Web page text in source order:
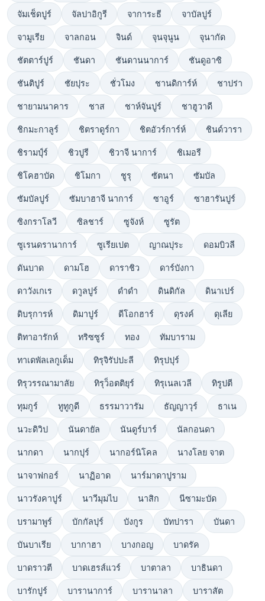
จัมเช็ดปูร์ จัลปาอิกูรี จาการะธี จาบัลปูร์
จามูเรีย จาลกอน จินด์ จุนจุนูน จุนากัด
ชัตตาร์ปูร์ ชันดา ชันดานนาการ์ ชันดูอาซิ
ชันติปูร์ ชัยปุระ ชั่วโมง ชานดิการ์ห์ ชาปร่า
ชายามนาคาร ชาส ชาห์จันปูร์ ชาฮูวาดี
ชิกมะกาลูร์ ชิตราดูร์กา ชิตอัวร์การ์ห์ ชินด์วารา
ชิรามป์ุร์ ชิวปูรี ชิวาจี นาการ์ ชิเมอรี
ชิโคฮาบัด ชิโมกา ชูรุ ซัตนา ซัมบัล
ซัมบัลปูร์ ซัมบาฮาจี นาการ์ ซาอูร์ ซาฮารันปูร์
ซิงกราโลวี ซิลชาร์ ซูจังห์ ซูรัต
ซูเรนดรานาการ์ ซูเรียเปต ญาณปุระ ดอมบิวลี
ดันบาด ดามโฮ ดาราชิว ดาร์บังกา
ดาวังเกเร ดาูลปูร์ ดำดำ ดินดิกัล ดินาเปร์
ดิบรุการห์ ดิมาปูร์ ดีโอกฮาร์ ดุรงค์ ดุเลีย
ติทาอารักห์ ทริซซูร์ ทอง ทัมบาราม
ทาเดพัลเลกูเด็ม ทิรุจิรัปปะลี ทิรุปปุร์
ทิรุวรรณามาลัย ทิรุว็อตติยุร์ ทิรุเนลเวลี ทิรูปตี
ทุมกูร์ ทูทูกูดี ธรรมาวารัม ธัญญาวุร์ ธาเน
นวะดิวิป นันดายัล นันดูร์บาร์ นัลกอนดา
นากดา นากปุร์ นากอร์นิโคล นางโลย จาต
นาจาฟกอร์ นาฏิอาด นาร์มาดาปูราม
นาวรังคาปูร์ นาวีมุมไบ นาสิก นีซามะบัด
บรามาพูร์ บักกัลปุร์ บังกูร บัทปารา บันดา
บันบาเรีย บากาฮา บางกอญ บาดรัค
บาดราวตี บาดเฮรส์แวร์ บาตาลา บาธินดา
บารักปูร์ บารานาการ์ บารานาลา บาราสัต